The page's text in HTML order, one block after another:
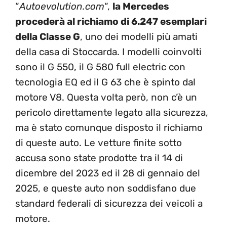
“Autoevolution.com“, la Mercedes
procederà al richiamo di 6.247 esemplari
della Classe G, uno dei modelli più amati
della casa di Stoccarda. I modelli coinvolti
sono il G 550, il G 580 full electric con
tecnologia EQ ed il G 63 che è spinto dal
motore V8. Questa volta però, non c’è un
pericolo direttamente legato alla sicurezza,
ma è stato comunque disposto il richiamo
di queste auto. Le vetture finite sotto
accusa sono state prodotte tra il 14 di
dicembre del 2023 ed il 28 di gennaio del
2025, e queste auto non soddisfano due
standard federali di sicurezza dei veicoli a
motore.